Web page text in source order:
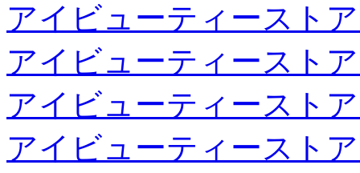
アイビューティースト
アイビューティースト
アイビューティースト
アイビューティースト